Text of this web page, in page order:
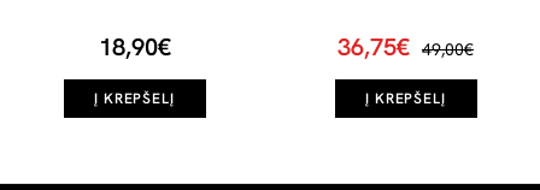
18,90€
Į KREPŠELĮ
36,75€ 49,00€
Į KREPŠELĮ